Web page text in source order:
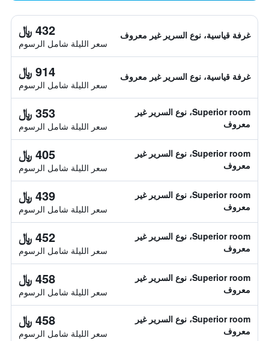
غرفة قياسية، نوع السرير غير معروف 432 ﷼
سعر الليلة شامل الرسوم
غرفة قياسية، نوع السرير غير معروف 914 ﷼
سعر الليلة شامل الرسوم
Superior room، نوع السرير غير
معروف
353 ﷼
سعر الليلة شامل الرسوم
Superior room، نوع السرير غير
معروف
405 ﷼
سعر الليلة شامل الرسوم
Superior room، نوع السرير غير
معروف
439 ﷼
سعر الليلة شامل الرسوم
Superior room، نوع السرير غير
معروف
452 ﷼
سعر الليلة شامل الرسوم
Superior room، نوع السرير غير
معروف
458 ﷼
سعر الليلة شامل الرسوم
Superior room، نوع السرير غير
معروف
458 ﷼
سعر الليلة شامل الرسوم